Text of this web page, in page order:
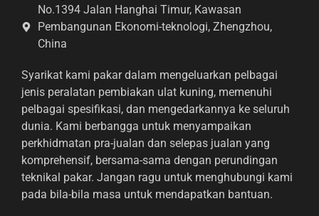
No.1394 Jalan Hanghai Timur, Kawasan
Pembangunan Ekonomi-teknologi, Zhengzhou,
China
Syarikat kami pakar dalam mengeluarkan pelbagai
jenis peralatan pembiakan ulat kuning, memenuhi
pelbagai spesifikasi, dan mengedarkannya ke seluruh
dunia. Kami berbangga untuk menyampaikan
perkhidmatan pra-jualan dan selepas jualan yang
komprehensif, bersama-sama dengan perundingan
teknikal pakar. Jangan ragu untuk menghubungi kami
pada bila-bila masa untuk mendapatkan bantuan.